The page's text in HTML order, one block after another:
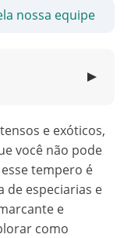
nossa equipe
▼
e exóticos,
você não pode
tempero é
de especiarias e
e
como